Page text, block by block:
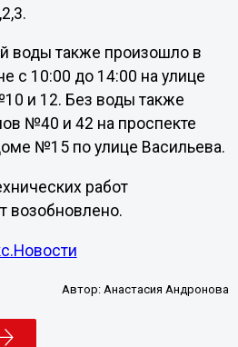
воды также произошло в
с 10:00 до 14:00 на улице
и 12. Без воды также
№40 и 42 на проспекте
№15 по улице Васильева.
работ
возобновлено.
Автор:Анастасия Андронова